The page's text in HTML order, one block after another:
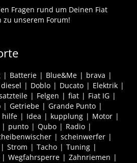
Fragen rund um Deinen Fiat
zu unserem Forum!
Batterie Blue&Me
brava
diesel Doblo Ducato
Elektrik
Felgen fiat
Fiat IG
Getriebe
Grande Punto
hilfe Idea kupplung
Motor
punto Qubo
Radio
scheinwerfer
Strom Tacho
Tuning
Wegfahrsperre
Zahnriemen